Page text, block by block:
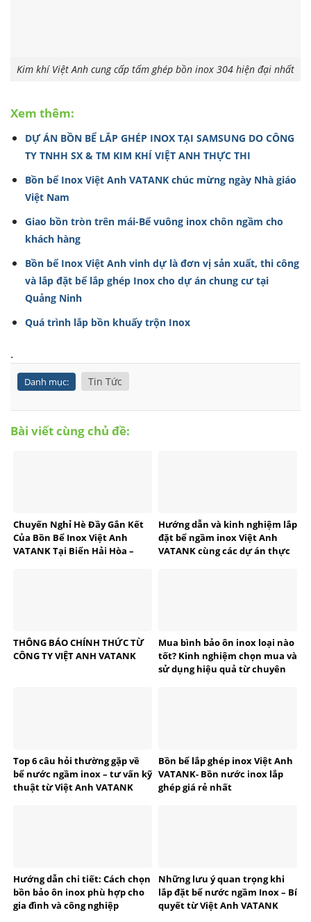
Kim khí Việt Anh cung cấp tấm ghép bồn inox 304 hiện đại nhất
Xem thêm:
DỰ ÁN BỒN BỂ LẮP GHÉP INOX TẠI SAMSUNG DO CÔNG
TY TNHH SX & TM KIM KHÍ VIỆT ANH THỰC THI
Bồn bể Inox Việt Anh VATANK chúc mừng ngày Nhà giáo
Việt Nam
Giao bồn tròn trên mái-Bể vuông inox chôn ngầm cho
khách hàng
Bồn bể Inox Việt Anh vinh dự là đơn vị sản xuất, thi công
và lắp đặt bể lắp ghép Inox cho dự án chung cư tại
Quảng Ninh
Quá trình lắp bồn khuấy trộn Inox
.
Danh mục: Tin Tức
Bài viết cùng chủ đề:
Chuyến Nghỉ Hè Đầy Gắn Kết
Của Bồn Bể Inox Việt Anh
VATANK Tại Biển Hải Hòa –
Hướng dẫn và kinh nghiệm lắp
đặt bể ngầm inox Việt Anh
VATANK cùng các dự án thực
THÔNG BÁO CHÍNH THỨC TỪ
CÔNG TY VIỆT ANH VATANK
Mua bình bảo ôn inox loại nào
tốt? Kinh nghiệm chọn mua và
sử dụng hiệu quả từ chuyên
Top 6 câu hỏi thường gặp về
bể nước ngầm inox – tư vấn kỹ
thuật từ Việt Anh VATANK
Bồn bể lắp ghép inox Việt Anh
VATANK- Bồn nước inox lắp
ghép giá rẻ nhất
Hướng dẫn chi tiết: Cách chọn
bồn bảo ôn inox phù hợp cho
gia đình và công nghiệp
Những lưu ý quan trọng khi
lắp đặt bể nước ngầm Inox – Bí
quyết từ Việt Anh VATANK